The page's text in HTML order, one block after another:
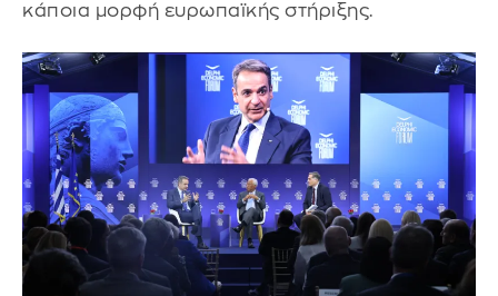
κάποια μορφή ευρωπαϊκής στήριξης.